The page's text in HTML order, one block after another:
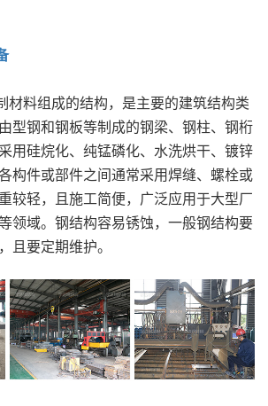
材料组成的结构，是主要的建筑结构类
型钢和钢板等制成的钢梁、钢柱、钢桁
用硅烷化、纯锰磷化、水洗烘干、镀锌
构件或部件之间通常采用焊缝、螺栓或
较轻，且施工简便，广泛应用于大型厂
领域。钢结构容易锈蚀，一般钢结构要
且要定期维护。